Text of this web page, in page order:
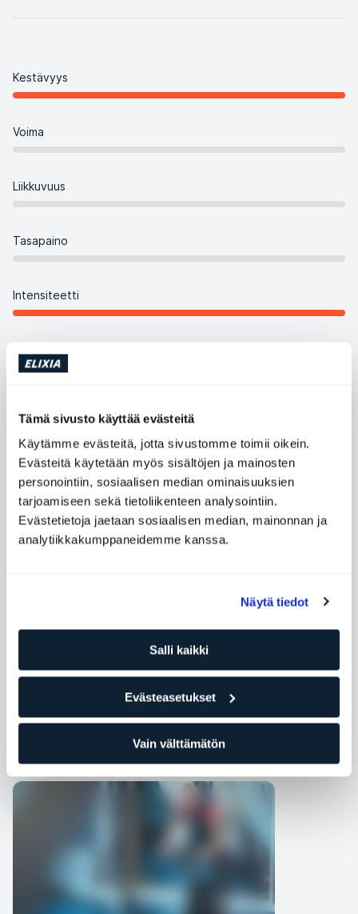
Tämä sivusto käyttää evästeitä
Käytämme evästeitä, jotta sivustomme toimii oikein.
Evästeitä käytetään myös sisältöjen ja mainosten
personointiin, sosiaalisen median ominaisuuksien
tarjoamiseen sekä tietoliikenteen analysointiin.
Evästetietoja jaetaan sosiaalisen median, mainonnan ja
analytiikkakumppaneidemme kanssa.
Näytä tiedot
Salli kaikki
Evästeasetukset
Vain välttämätön
Kestävyys
Voima
Liikkuvuus
Tasapaino
Intensiteetti
Täydentäviä ryhmäliikuntatunteja
ABSolution
Vastaavia ryhmäliikuntatunteja